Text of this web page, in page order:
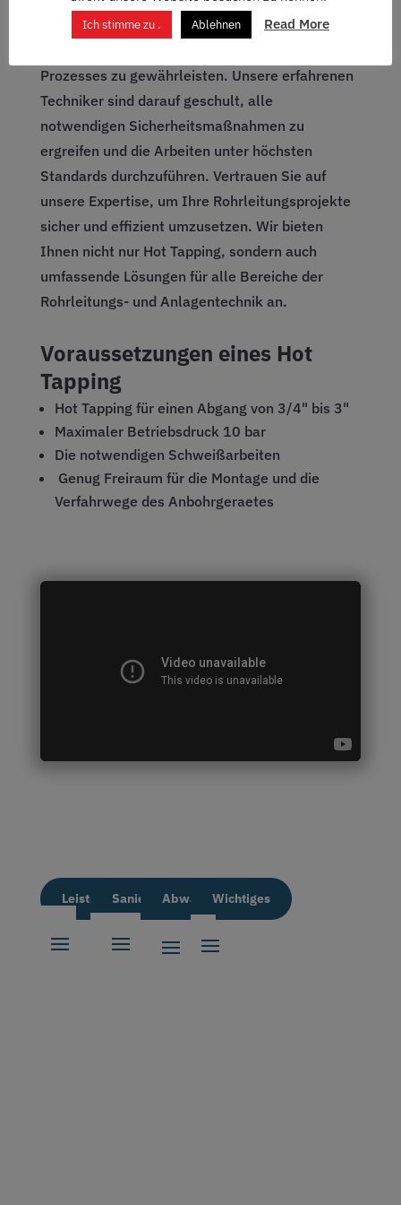
Neben der effizienten Durchführung ist es auch
Prozesses zu gewährleisten. Unsere erfahrenen
Techniker sind darauf geschult, alle
notwendigen Sicherheitsmaßnahmen zu
ergreifen und die Arbeiten unter höchsten
Standards durchzuführen. Vertrauen Sie auf
unsere Expertise, um Ihre Rohrleitungsprojekte
sicher und effizient umzusetzen. Wir bieten
Ihnen nicht nur Hot Tapping, sondern auch
umfassende Lösungen für alle Bereiche der
Rohrleitungs- und Anlagentechnik an.
Voraussetzungen eines Hot
Tapping
Hot Tapping für einen Abgang von 3/4" bis 3"
Maximaler Betriebsdruck 10 bar
Die notwendigen Schweißarbeiten
Genug Freiraum für die Montage und die
Verfahrwege des Anbohrgeraetes
LeistungenSanierungAbwassertechnik
Wichtiges
Ich stimme zu . Ablehnen Read More